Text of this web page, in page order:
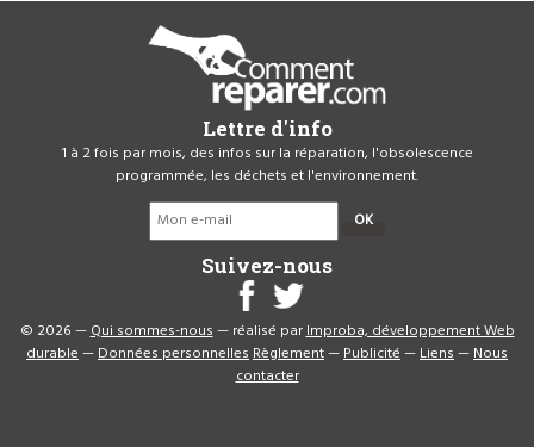
Lettre d'info
1 à 2 fois par mois, des infos sur la réparation, l'obsolescence
programmée, les déchets et l'environnement.
OK
Suivez-nous
© 2026 —Qui sommes-nous— réalisé parImproba, développement Web
durable—Données personnellesRèglement—Publicité—Liens—Nous
contacter